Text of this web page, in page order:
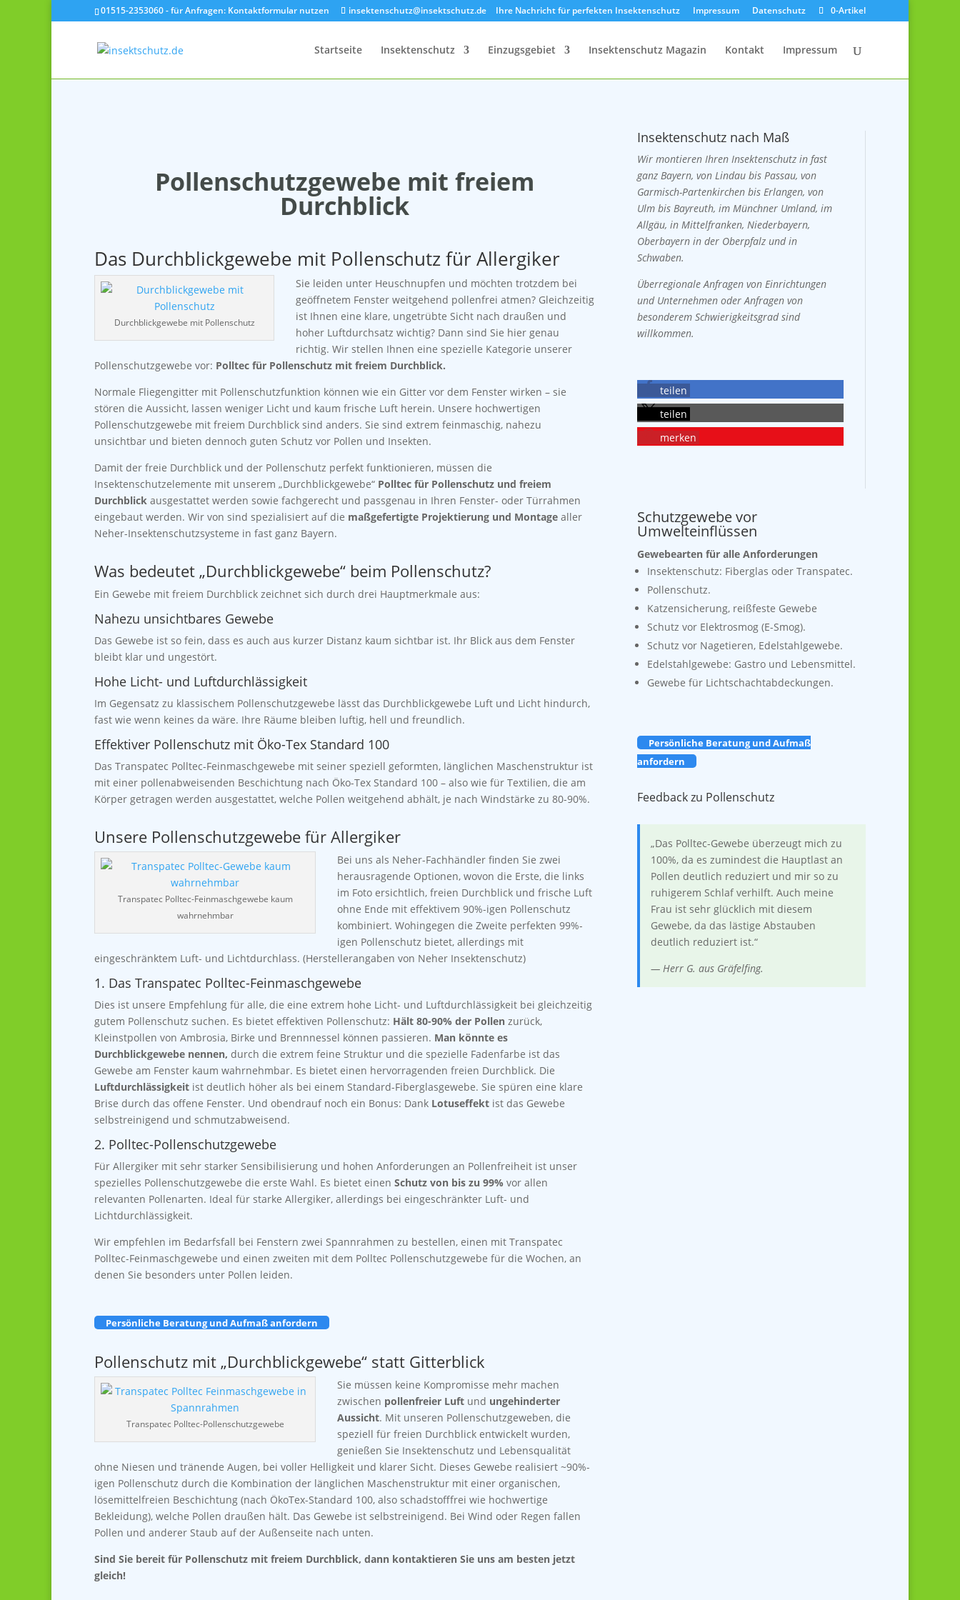
01515-2353060 - für Anfragen: Kontaktformular nutzen insektenschutz@insektschutz.de Ihre Nachricht für perfekten Insektenschutz Impressum Datenschutz 0-Artikel
Startseite Insektenschutz Einzugsgebiet Insektenschutz Magazin Kontakt Impressum
Pollenschutzgewebe mit freiem
Durchblick
Das Durchblickgewebe mit Pollenschutz für Allergiker
Durchblickgewebe mit Pollenschutz
Sie leiden unter Heuschnupfen und möchten trotzdem bei
geöffnetem Fenster weitgehend pollenfrei atmen? Gleichzeitig
ist Ihnen eine klare, ungetrübte Sicht nach draußen und
hoher Luftdurchsatz wichtig? Dann sind Sie hier genau
richtig. Wir stellen Ihnen eine spezielle Kategorie unserer
Pollenschutzgewebe vor: Polltec für Pollenschutz mit freiem Durchblick.
Normale Fliegengitter mit Pollenschutzfunktion können wie ein Gitter vor dem Fenster wirken – sie
stören die Aussicht, lassen weniger Licht und kaum frische Luft herein. Unsere hochwertigen
Pollenschutzgewebe mit freiem Durchblick sind anders. Sie sind extrem feinmaschig, nahezu
unsichtbar und bieten dennoch guten Schutz vor Pollen und Insekten.
Damit der freie Durchblick und der Pollenschutz perfekt funktionieren, müssen die
Insektenschutzelemente mit unserem „Durchblickgewebe“ Polltec für Pollenschutz und freiem
Durchblick ausgestattet werden sowie fachgerecht und passgenau in Ihren Fenster- oder Türrahmen
eingebaut werden. Wir von sind spezialisiert auf die maßgefertigte Projektierung und Montage aller
Neher-Insektenschutzsysteme in fast ganz Bayern.
Was bedeutet „Durchblickgewebe“ beim Pollenschutz?
Ein Gewebe mit freiem Durchblick zeichnet sich durch drei Hauptmerkmale aus:
Nahezu unsichtbares Gewebe
Das Gewebe ist so fein, dass es auch aus kurzer Distanz kaum sichtbar ist. Ihr Blick aus dem Fenster
bleibt klar und ungestört.
Hohe Licht- und Luftdurchlässigkeit
Im Gegensatz zu klassischem Pollenschutzgewebe lässt das Durchblickgewebe Luft und Licht hindurch,
fast wie wenn keines da wäre. Ihre Räume bleiben luftig, hell und freundlich.
Effektiver Pollenschutz mit Öko-Tex Standard 100
Das Transpatec Polltec-Feinmaschgewebe mit seiner speziell geformten, länglichen Maschenstruktur ist
mit einer pollenabweisenden Beschichtung nach Öko-Tex Standard 100 – also wie für Textilien, die am
Körper getragen werden ausgestattet, welche Pollen weitgehend abhält, je nach Windstärke zu 80-90%.
Unsere Pollenschutzgewebe für Allergiker
Transpatec Polltec-Feinmaschgewebe kaum
wahrnehmbar
Bei uns als Neher-Fachhändler finden Sie zwei
herausragende Optionen, wovon die Erste, die links
im Foto ersichtlich, freien Durchblick und frische Luft
ohne Ende mit effektivem 90%-igen Pollenschutz
kombiniert. Wohingegen die Zweite perfekten 99%-
igen Pollenschutz bietet, allerdings mit
eingeschränktem Luft- und Lichtdurchlass. (Herstellerangaben von Neher Insektenschutz)
1. Das Transpatec Polltec-Feinmaschgewebe
Dies ist unsere Empfehlung für alle, die eine extrem hohe Licht- und Luftdurchlässigkeit bei gleichzeitig
gutem Pollenschutz suchen. Es bietet effektiven Pollenschutz: Hält 80-90% der Pollen zurück,
Kleinstpollen von Ambrosia, Birke und Brennnessel können passieren. Man könnte es
Durchblickgewebe nennen, durch die extrem feine Struktur und die spezielle Fadenfarbe ist das
Gewebe am Fenster kaum wahrnehmbar. Es bietet einen hervorragenden freien Durchblick. Die
Luftdurchlässigkeit ist deutlich höher als bei einem Standard-Fiberglasgewebe. Sie spüren eine klare
Brise durch das offene Fenster. Und obendrauf noch ein Bonus: Dank Lotuseffekt ist das Gewebe
selbstreinigend und schmutzabweisend.
2. Polltec-Pollenschutzgewebe
Für Allergiker mit sehr starker Sensibilisierung und hohen Anforderungen an Pollenfreiheit ist unser
spezielles Pollenschutzgewebe die erste Wahl. Es bietet einen Schutz von bis zu 99% vor allen
relevanten Pollenarten. Ideal für starke Allergiker, allerdings bei eingeschränkter Luft- und
Lichtdurchlässigkeit.
Wir empfehlen im Bedarfsfall bei Fenstern zwei Spannrahmen zu bestellen, einen mit Transpatec
Polltec-Feinmaschgewebe und einen zweiten mit dem Polltec Pollenschutzgewebe für die Wochen, an
denen Sie besonders unter Pollen leiden.
Persönliche Beratung und Aufmaß anfordern
Pollenschutz mit „Durchblickgewebe“ statt Gitterblick
Transpatec Polltec-Pollenschutzgewebe
Sie müssen keine Kompromisse mehr machen
zwischen pollenfreier Luft und ungehinderter
Aussicht. Mit unseren Pollenschutzgeweben, die
speziell für freien Durchblick entwickelt wurden,
genießen Sie Insektenschutz und Lebensqualität
ohne Niesen und tränende Augen, bei voller Helligkeit und klarer Sicht. Dieses Gewebe realisiert ~90%-
igen Pollenschutz durch die Kombination der länglichen Maschenstruktur mit einer organischen,
lösemittelfreien Beschichtung (nach ÖkoTex-Standard 100, also schadstofffrei wie hochwertige
Bekleidung), welche Pollen draußen hält. Das Gewebe ist selbstreinigend. Bei Wind oder Regen fallen
Pollen und anderer Staub auf der Außenseite nach unten.
Sind Sie bereit für Pollenschutz mit freiem Durchblick, dann kontaktieren Sie uns am besten jetzt
gleich!
Insektenschutz nach Maß
Wir montieren Ihren Insektenschutz in fast
ganz Bayern, von Lindau bis Passau, von
Garmisch-Partenkirchen bis Erlangen, von
Ulm bis Bayreuth, im Münchner Umland, im
Allgäu, in Mittelfranken, Niederbayern,
Oberbayern in der Oberpfalz und in
Schwaben.
Überregionale Anfragen von Einrichtungen
und Unternehmen oder Anfragen von
besonderem Schwierigkeitsgrad sind
willkommen.
teilen
teilen
merken
Schutzgewebe vor
Umwelteinflüssen
Gewebearten für alle Anforderungen
Insektenschutz: Fiberglas oder Transpatec.
Pollenschutz.
Katzensicherung, reißfeste Gewebe
Schutz vor Elektrosmog (E-Smog).
Schutz vor Nagetieren, Edelstahlgewebe.
Edelstahlgewebe: Gastro und Lebensmittel.
Gewebe für Lichtschachtabdeckungen.
Persönliche Beratung und Aufmaß
anfordern
Feedback zu Pollenschutz
„Das Polltec-Gewebe überzeugt mich zu
100%, da es zumindest die Hauptlast an
Pollen deutlich reduziert und mir so zu
ruhigerem Schlaf verhilft. Auch meine
Frau ist sehr glücklich mit diesem
Gewebe, da das lästige Abstauben
deutlich reduziert ist.“
— Herr G. aus Gräfelfing.